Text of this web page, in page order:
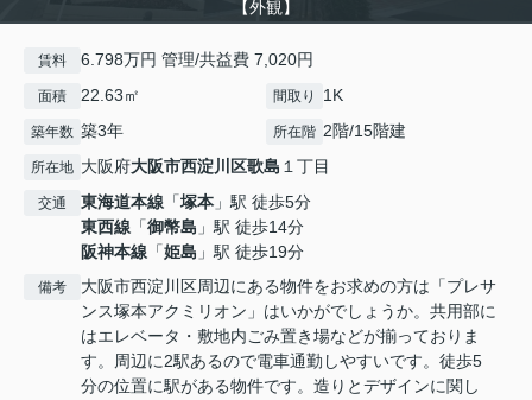
【外観】
賃料 6.798万円 管理/共益費 7,020円
面積 22.63㎡ 間取り 1K
築年数 築3年 所在階 2階/15階建
所在地 大阪府大阪市西淀川区歌島 １丁目
交通 東海道本線 「塚本 」駅 徒歩5分
東西線 「御幣島 」駅 徒歩14分
阪神本線 「姫島 」駅 徒歩19分
備考
大阪市西淀川区周辺にある物件をお求めの方は「プレサ
ンス塚本アクミリオン」はいかがでしょうか。共用部に
はエレベータ・敷地内ごみ置き場などが揃っておりま
す。周辺に2駅あるので電車通勤しやすいです。徒歩5
分の位置に駅がある物件です。造りとデザインに関し